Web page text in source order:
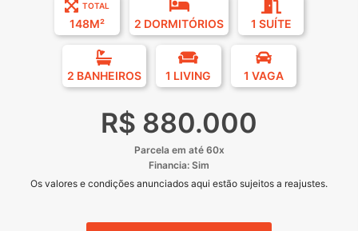
TOTAL
148M² 2 DORMITÓRIOS 1 SUÍTE
2 BANHEIROS 1 LIVING 1 VAGA
R$ 880.000
Parcela em até 60x
Financia: Sim
Os valores e condições anunciados aqui estão sujeitos a reajustes.